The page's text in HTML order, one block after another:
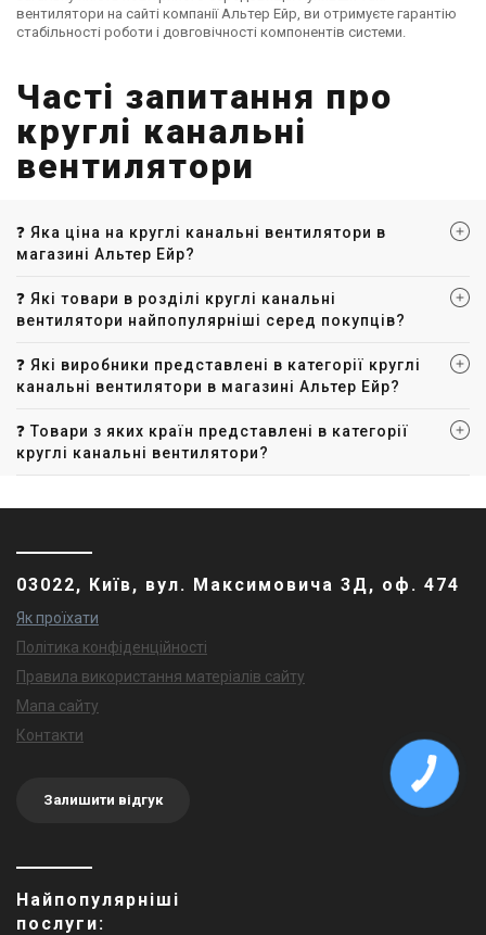
вентилятори на сайті компанії Альтер Ейр, ви отримуєте гарантію
стабільності роботи і довговічності компонентів системи.
Часті запитання про
круглі канальні
вентилятори
❓ Яка ціна на круглі канальні вентилятори в
магазині Альтер Ейр?
❓ Які товари в розділі круглі канальні
вентилятори найпопулярніші серед покупців?
❓ Які виробники представлені в категорії круглі
канальні вентилятори в магазині Альтер Ейр?
❓ Товари з яких країн представлені в категорії
круглі канальні вентилятори?
03022, Київ, вул. Максимовича 3Д, оф. 474
Як проїхати
Політика конфіденційності
Правила використання матеріалів сайту
Мапа сайту
Контакти
Залишити відгук
Найпопулярніші
послуги: